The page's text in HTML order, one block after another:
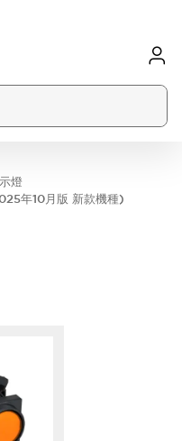
燈
年10月版 新款機種)